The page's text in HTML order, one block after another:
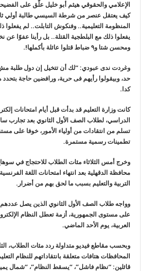
الإعلامي والحقوقي هيثم أبو خليل علّق على
كيف يعتقل عنصر من شرطة السيسي طالبة أولي
المنظومة التعليمية.. وفنكوش التابلت.. لم يفعلوا
يفعلوا ذلك مع البلطجية القتلة.. بل رأينا عفوًا
ومحسن شتا و٩ ضباط قتلوا عائلة بأكملها
!.
وغردت ندى عبودي: “لك أن تتخيل إن دول طلبة مش
حد، وبيقولوا رأيهم فى حرية، ورافضين حاجة
كدا .
كانت وزارة التعليم قد بدأت قبل أيام امتحانات
الدراسي، لطلاب الصف الأول الثانوي بعد تجارب
تسلم من انتقادات من أولياء الأمور، خوفا على
تطمينات رسمية مستمرة.
وخرج أمس الثلاثاء مئات الطلاب للاحتجاج في
محافظة الدقهلية بعد انتهاء امتحانات اللغة
التربية والتعليم بسبب ما لحق بهم من أضرار .
على مستوى الجمهورية، أزمة تعطل النظام
العربية، يوم الأحد الماضي.
وبحسب مقاطع فيديو متداولة ردد مئات الطلاب،
المحافظات هتافات متعلقة بانتقاداتهم للنظام
قائلين: “نظام فاشل”، “يسقط النظام”، “شمال